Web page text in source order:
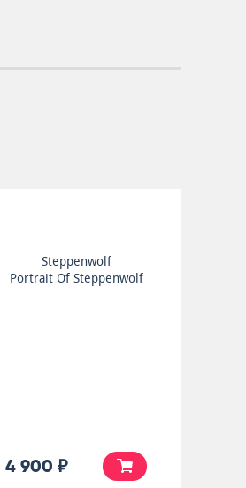
Steppenwolf
Portrait Of Steppenwolf
4 900 ₽